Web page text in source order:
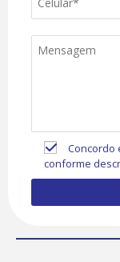
Concordo
conforme